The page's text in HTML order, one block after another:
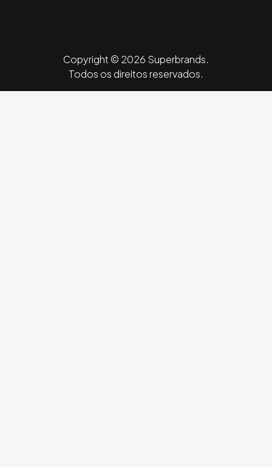
Copyright © 2026 Superbrands.
Todos os direitos reservados.